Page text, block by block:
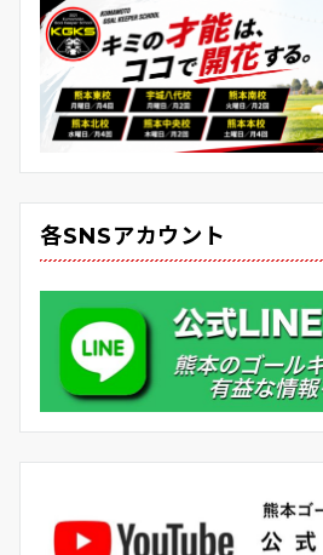
各SNSアカウント